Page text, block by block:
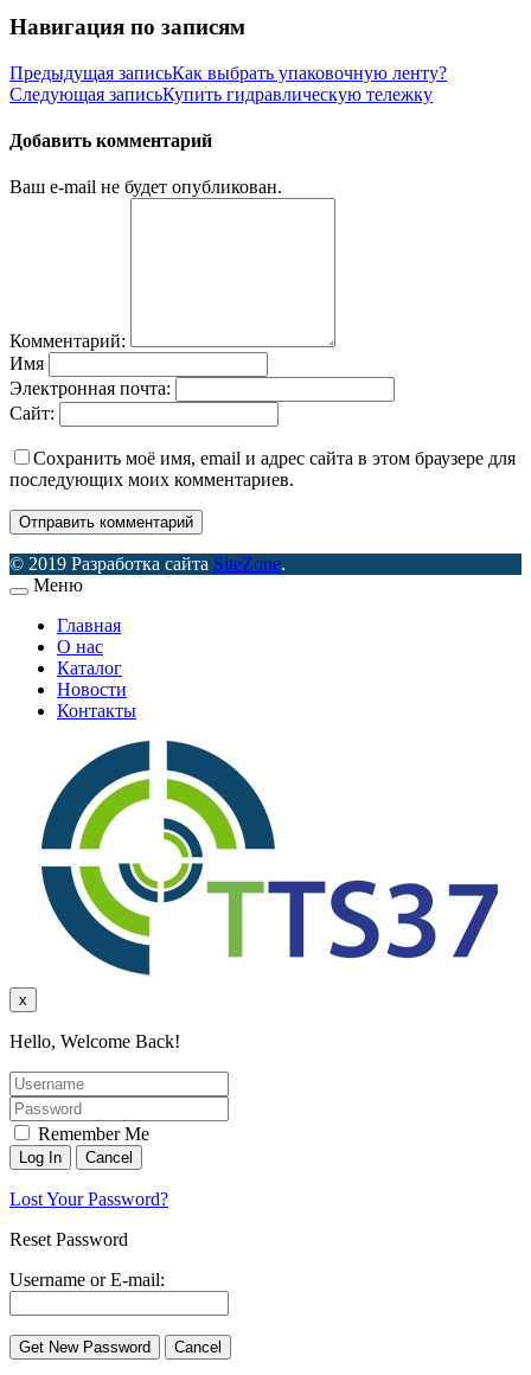
Навигация по записям
Предыдущая записьКак выбрать упаковочную ленту?
Следующая записьКупить гидравлическую тележку
Добавить комментарий
Ваш e-mail не будет опубликован.
Комментарий:
Имя
Электронная почта:
Сайт:
Сохранить моё имя, email и адрес сайта в этом браузере для
последующих моих комментариев.
© 2019 Разработка сайта SiteZone.
Меню
Главная
О нас
Каталог
Новости
Контакты
x
Hello, Welcome Back!
Remember Me
Lost Your Password?
Reset Password
Username or E-mail: